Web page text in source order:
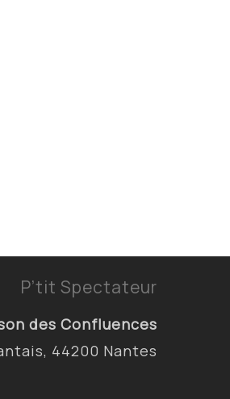
P’tit Spectateur
des Confluences
44200 Nantes